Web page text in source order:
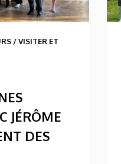
/VISITER ET
JÉRÔME
DES